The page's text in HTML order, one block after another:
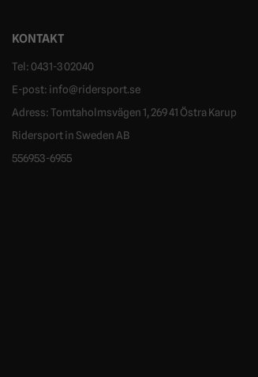
KONTAKT
Tel: 0431-302040
E-post: info@ridersport.se
Adress: Tomtaholmsvägen 1, 269 41 Östra Karup
Ridersport in Sweden AB
556953-6955